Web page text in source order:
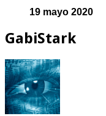
19 mayo 2020
GabiStark